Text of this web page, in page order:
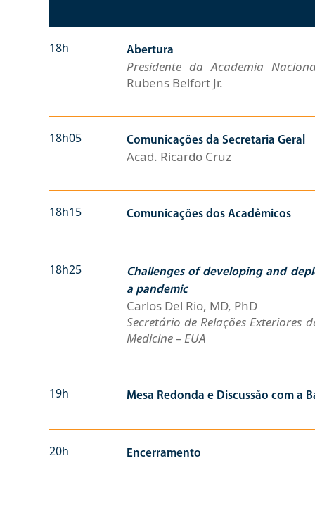
18h Abertura
Presidente da Academia
Rubens Belfort Jr.
18h05 Comunicações da Secretaria Geral
Acad. Ricardo Cruz
18h15 Comunicações dos Acadêmicos
18h25
Challenges of developing and
a pandemic
Carlos Del Rio, MD, PhD
Secretário de Relações Exteriores
Medicine – EUA
19h Mesa Redonda e Discussão com a
20h Encerramento